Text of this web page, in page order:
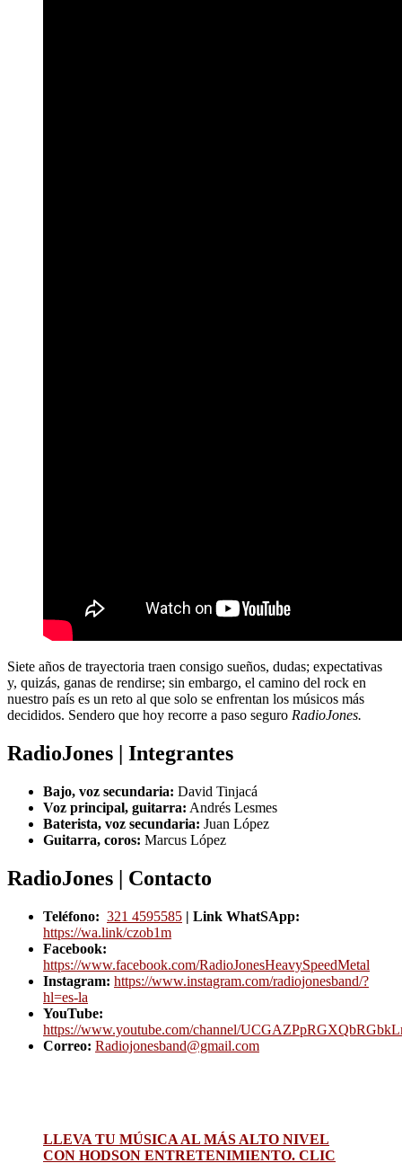
Siete años de trayectoria traen consigo sueños, dudas; expectativas
y, quizás, ganas de rendirse; sin embargo, el camino del rock en
nuestro país es un reto al que solo se enfrentan los músicos más
decididos. Sendero que hoy recorre a paso seguro RadioJones.
RadioJones | Integrantes
Bajo, voz secundaria: David Tinjacá
Voz principal, guitarra: Andrés Lesmes
Baterista, voz secundaria: Juan López
Guitarra, coros: Marcus López
RadioJones | Contacto
Teléfono: 321 4595585 | Link WhatSApp:
https://wa.link/czob1m
Facebook:
https://www.facebook.com/RadioJonesHeavySpeedMetal
Instagram: https://www.instagram.com/radiojonesband/?
hl=es-la
YouTube:
https://www.youtube.com/channel/
Correo: Radiojonesband@gmail.com
LLEVA TU MÚSICA AL MÁS ALTO NIVEL
CON HODSON ENTRETENIMIENTO. CLIC